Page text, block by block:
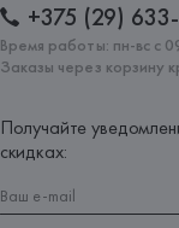
+375 (29)
Время работы: пн-вс с
Заказы через корзину
Получайте
скидках: